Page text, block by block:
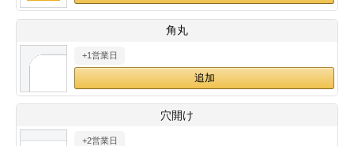
印刷
フォルダー
ファイル印刷
刷
名刺印刷
印刷
ムカード印刷
角丸
+1営業日
穴開け
+2営業日